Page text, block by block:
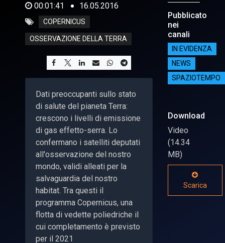
00:01:41 16.05.2016
COPERNICUS
OSSERVAZIONE DELLA TERRA
Dati preoccupanti sullo stato
di salute del pianeta Terra:
crescono i livelli di emissione
di gas effetto-serra. Lo
confermano i satelliti deputati
all'osservazione del nostro
mondo, validi alleati per la
salvaguardia del nostro
habitat. Tra questi il
programma Copernicus, una
flotta di vedette poliedriche il
cui completamento è previsto
per il 2021
Pubblicato
nei
canali
IN EVIDENZA
NEWS
SPAZIOTEMPO
Download
Video
(14.34
MB)
Scarica